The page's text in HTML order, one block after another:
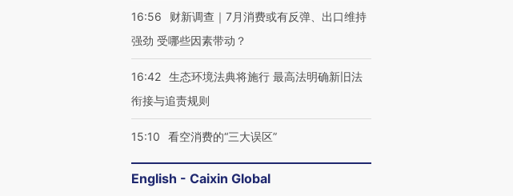
16:56
财新调查｜7月消费或有反弹、出口维持
强劲 受哪些因素带动？
16:42 生态环境法典将施行 最高法明确新旧法
衔接与追责规则
15:10 看空消费的“三大误区”
English - Caixin Global